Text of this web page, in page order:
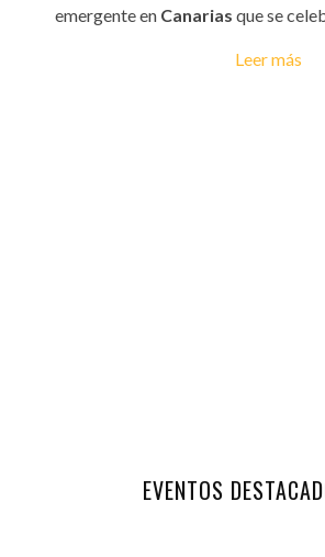
emergente en Canarias que se
Leer más
EVENTOS